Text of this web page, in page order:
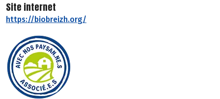
Site internet
https://biobreizh.org/